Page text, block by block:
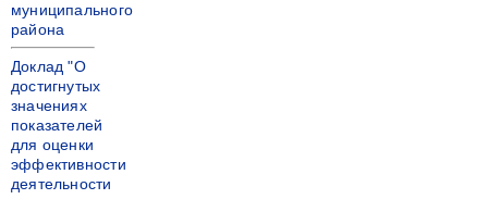
муниципального
района
Доклад "О
достигнутых
значениях
показателей
для оценки
эффективности
деятельности